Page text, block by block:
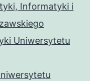
Informatyki i
Uniwersytetu